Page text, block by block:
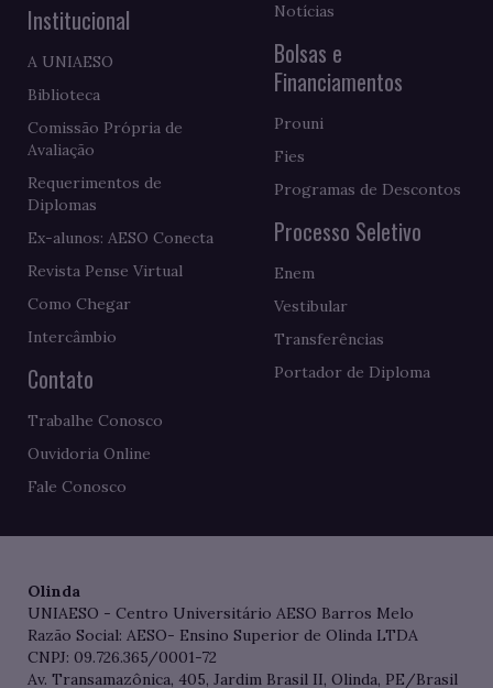
Institucional
A UNIAESO
Biblioteca
Comissão Própria de
Avaliação
Requerimentos de
Diplomas
Ex-alunos: AESO Conecta
Revista Pense Virtual
Como Chegar
Intercâmbio
Contato
Trabalhe Conosco
Ouvidoria Online
Fale Conosco
Notícias
Bolsas e
Financiamentos
Prouni
Fies
Programas de Descontos
Processo Seletivo
Enem
Vestibular
Transferências
Portador de Diploma
Olinda
UNIAESO - Centro Universitário AESO Barros Melo
Razão Social: AESO- Ensino Superior de Olinda LTDA
CNPJ: 09.726.365/0001-72
Av. Transamazônica, 405, Jardim Brasil II, Olinda, PE/Brasil